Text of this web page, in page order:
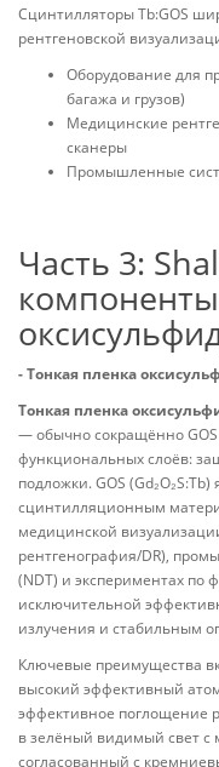
Сцинтилляторы Tb:GOS
рентгеновской
Оборудование для
багажа и грузов)
Медицинские
сканеры
Промышленные
Часть 3:
- Тонкая пленка
Тонкая пленка
— обычно сокращённо GOS
функциональных слоёв:
подложки. GOS
сцинтилляционным
медицинской
рентгенография/DR),
(NDT) и экспериментах по
исключительной
излучения и стабильным
Ключевые преимущества
высокий эффективный
эффективное поглощение
в зелёный видимый свет
согласованный с